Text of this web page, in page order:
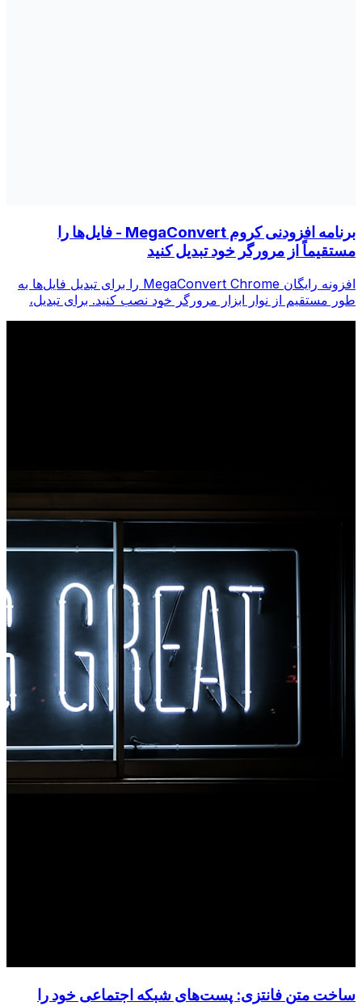
برنامه افزودنی کروم MegaConvert - فایل‌ها را
مستقیماً از مرورگر خود تبدیل کنید
افزونه رایگان MegaConvert Chrome را برای تبدیل فایل‌ها به
طور مستقیم از نوار ابزار مرورگر خود نصب کنید. برای تبدیل،
ساخت متن فانتزی: پست‌های شبکه اجتماعی خود را